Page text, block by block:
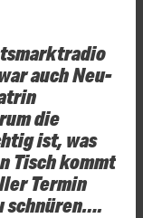
auch Neu-
die
ist, was
Tisch kommt
Termin
schnüren….